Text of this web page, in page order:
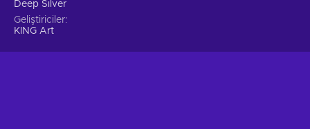
Deep Silver
Geliştiriciler
KING Art